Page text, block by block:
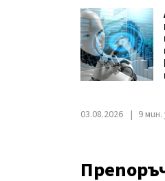
03.08.2026 9